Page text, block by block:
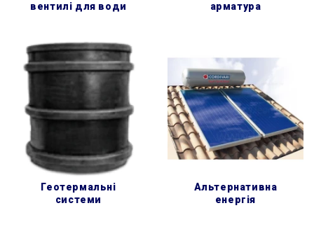
вентилі для води
арматура
геотермальні
системи
альтернативна
енергія